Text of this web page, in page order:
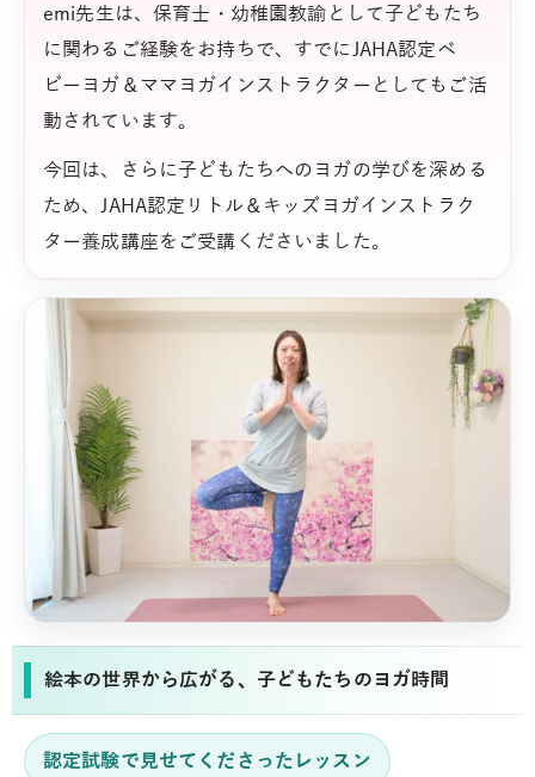
emi先生は、保育士・幼稚園教諭として子どもたち
に関わるご経験をお持ちで、すでにJAHA認定ベ
ビーヨガ＆ママヨガインストラクターとしてもご活
動されています。
今回は、さらに子どもたちへのヨガの学びを深める
ため、JAHA認定リトル＆キッズヨガインストラク
ター養成講座をご受講くださいました。
絵本の世界から広がる、子どもたちのヨガ時間
認定試験で見せてくださったレッスン